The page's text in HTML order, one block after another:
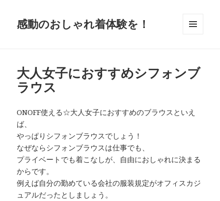
感動のおしゃれ着体験を！
ット
大人女子におすすめシフォンブ
ラウス
ONOFF使える☆大人女子におすすめのブラウスといえ
ば、
やっぱりシフォンブラウスでしょう！
なぜならシフォンブラウスは仕事でも、
プライベートでも着こなしが、自由におしゃれに決まる
からです。
例えば自分の勤めている会社の服装規定がオフィスカジ
ュアルだったとしましょう。